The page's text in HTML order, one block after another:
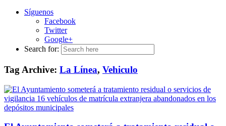
Síguenos
Facebook
Twitter
Google+
Search for:
Tag Archive: La Línea, Vehiculo